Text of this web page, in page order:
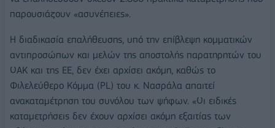
παρουσιάζουν «ασυνέπειες».
Η διαδικασία επαλήθευσης, υπό την επίβλεψη κομματικών
αντιπροσώπων και μελών της αποστολής παρατηρητών του
ΟΑΚ και της ΕΕ, δεν έχει αρχίσει ακόμη, καθώς το
Φιλελεύθερο Κόμμα (PL) του κ. Νασράλα απαιτεί
ανακαταμέτρηση του συνόλου των ψήφων. «Οι ειδικές
καταμετρήσεις δεν έχουν αρχίσει ακόμη εξαιτίας των